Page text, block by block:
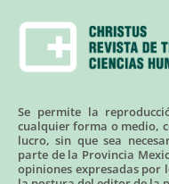
Se permite la
cualquier forma o medio,
lucro, sin que sea
parte de la Provincia
opiniones expresadas por